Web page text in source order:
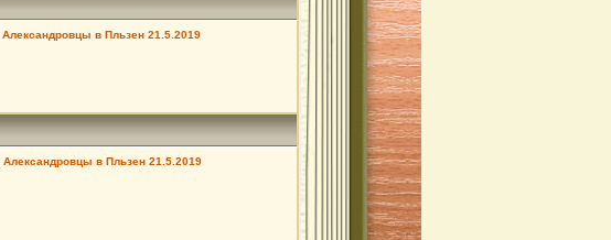
Александровцы в Пльзен 21.5.2019
Александровцы в Пльзен 21.5.2019